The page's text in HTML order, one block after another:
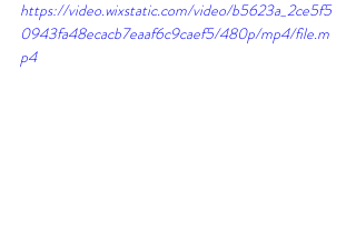
https://video.wixstatic.com/video/b5623a_2ce5f5
0943fa48ecacb7eaaf6c9caef5/480p/mp4/file.m
p4